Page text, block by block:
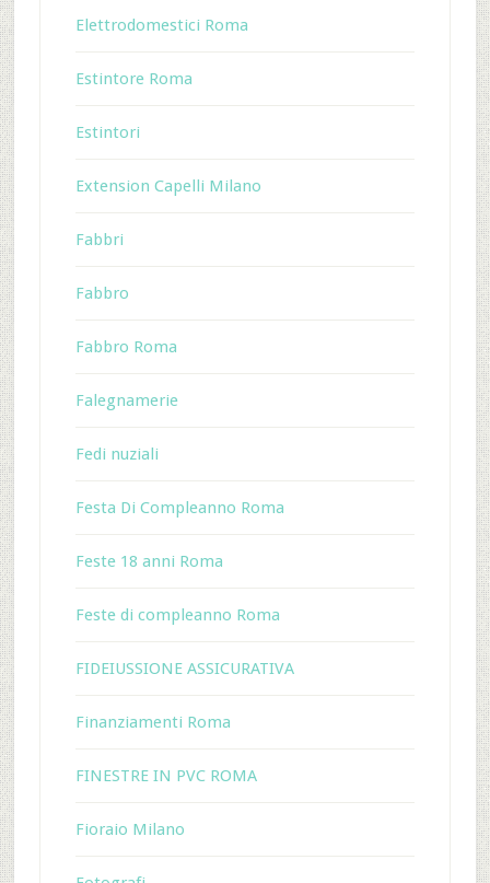
Elettrodomestici Roma
Estintore Roma
Estintori
Extension Capelli Milano
Fabbri
Fabbro
Fabbro Roma
Falegnamerie
Fedi nuziali
Festa Di Compleanno Roma
Feste 18 anni Roma
Feste di compleanno Roma
FIDEIUSSIONE ASSICURATIVA
Finanziamenti Roma
FINESTRE IN PVC ROMA
Fioraio Milano